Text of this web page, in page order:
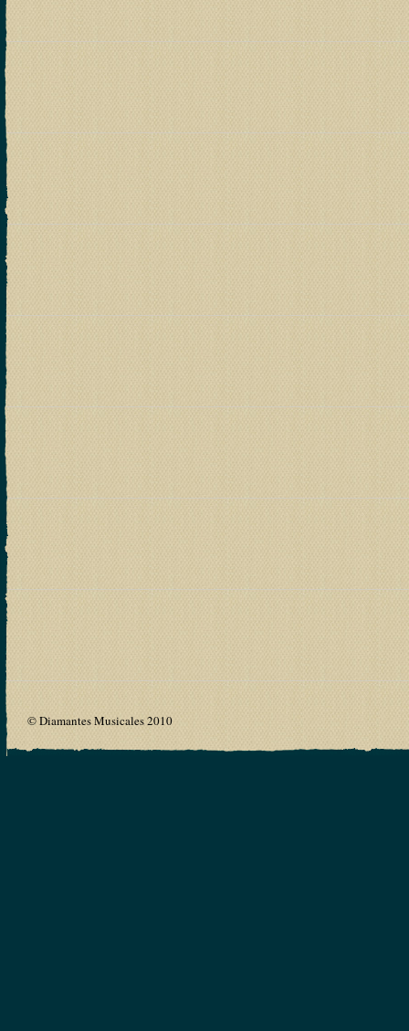
© Diamantes Musicales 2010